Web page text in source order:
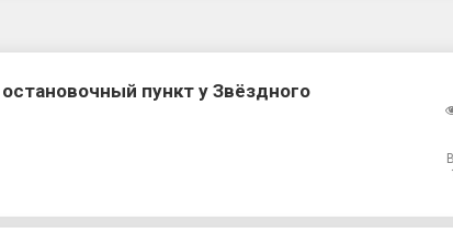
пункт у Звёздного